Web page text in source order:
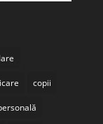
copii